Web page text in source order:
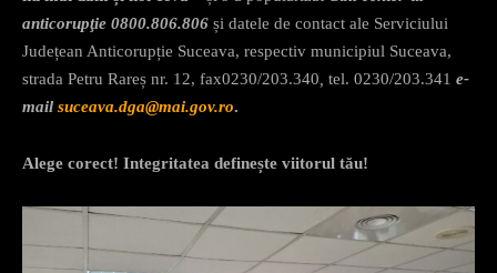
anticorupţie 0800.806.806 și datele de contact ale Serviciului
Județean Anticorupție Suceava, respectiv municipiul Suceava,
strada Petru Rareș nr. 12, fax0230/203.340 tel. 0230/203.341 e-
mail suceava.dga@mai.gov.ro.
Alege corect! Integritatea definește viitorul tău!